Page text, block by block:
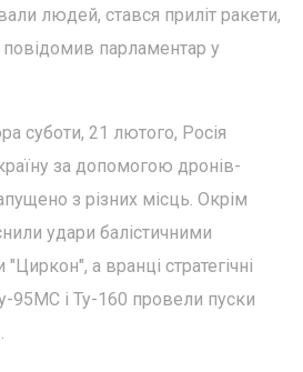
людей, стався приліт ракети,
повідомив парламентар у
суботи, 21 лютого, Росія
за допомогою дронів-
з різних місць. Окрім
удари балістичними
а вранці стратегічні
95МС і Ту-160 провели пуски